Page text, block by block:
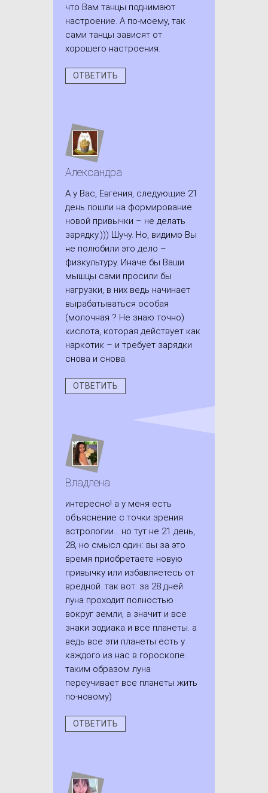
что Вам танцы поднимают
настроение. А по-моему, так
сами танцы зависят от
хорошего настроения.
ОТВЕТИТЬ
Александра
А у Вас, Евгения, следующие 21
день пошли на формирование
новой привычки – не делать
зарядку.))) Шучу. Но, видимо Вы
не полюбили это дело –
физкультуру. Иначе бы Ваши
мышцы сами просили бы
нагрузки, в них ведь начинает
вырабатываться особая
(молочная ? Не знаю точно)
кислота, которая действует как
наркотик – и требует зарядки
снова и снова.
ОТВЕТИТЬ
Владлена
интересно! а у меня есть
объяснение с точки зрения
астрологии... но тут не 21 день,
28, но смысл один: вы за это
время приобретаете новую
привычку или избавляетесь от
вредной. так вот: за 28 дней
луна проходит полностью
вокруг земли, а значит и все
знаки зодиака и все планеты. а
ведь все эти планеты есть у
каждого из нас в гороскопе.
таким образом луна
переучивает все планеты жить
по-новому)
ОТВЕТИТЬ